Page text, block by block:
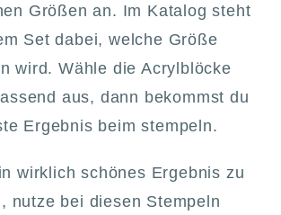
Größen an. Im Katalog steht
Set dabei, welche Größe
wird. Wähle die Acrylblöcke
aus, dann bekommst du
Ergebnis beim stempeln.
wirklich schönes Ergebnis zu
nutze bei diesen Stempeln